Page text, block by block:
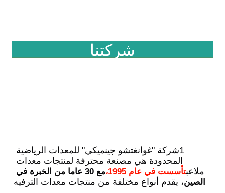
شركتنا
ملاعبتأسست في عام 1995،
الصين، يقدم أنواع مختلفة من منتجات معدات الترفيه